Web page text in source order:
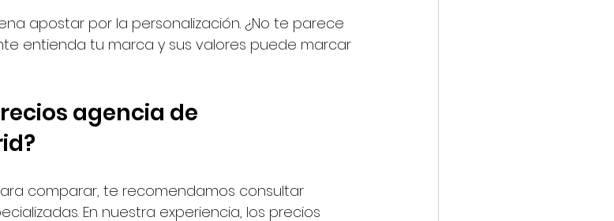
apostar por la personalización. ¿No te parece
entienda tu marca y sus valores puede marcar
agencia de
comparar, te recomendamos consultar
En nuestra experiencia, los precios